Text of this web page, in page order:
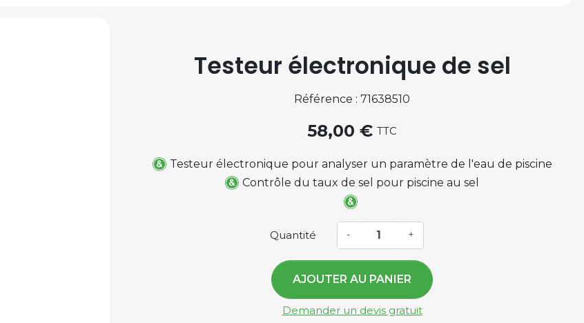
Testeur électronique de sel
Référence : 71638510
58,00 € TTC
Testeur électronique pour analyser un paramètre de l'eau de piscine
Contrôle du taux de sel pour piscine au sel
Quantité - +
AJOUTER AU PANIER
Demander un devis gratuit